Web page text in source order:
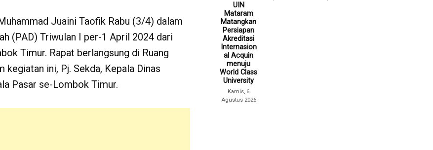
Juaini Taofik Rabu (3/4) dalam
(PAD) Triwulan I per-1 April 2024 dari
Timur. Rapat berlangsung di Ruang
ini, Pj. Sekda, Kepala Dinas
Pasar se-Lombok Timur.
UIN
Mataram
Matangkan
Persiapan
Akreditasi
Internasion
al Acquin
menuju
World Class
University
Kamis, 6
Agustus 2026